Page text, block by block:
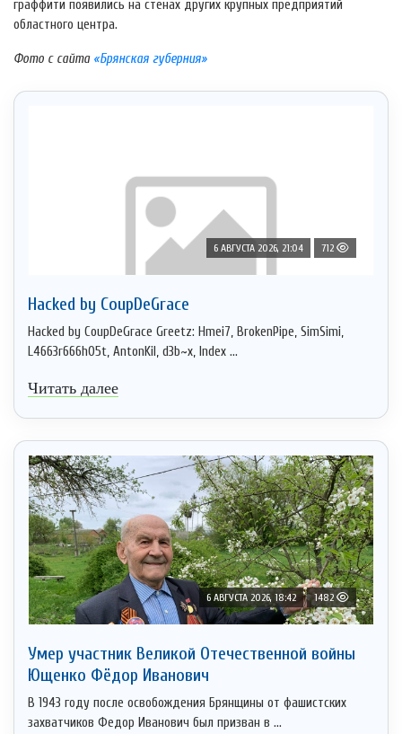
граффити появились на стенах других крупных предприятий
областного центра.
Фото с сайта«Брянская губерния»
6 АВГУСТА 2026, 21:04 712
Hacked by CoupDeGrace
Hacked by CoupDeGrace Greetz: Hmei7, BrokenPipe, SimSimi,
L4663r666h05t, AntonKil, d3b~x, Index ...
Читать далее
6 АВГУСТА 2026, 18:42 1482
Умер участник Великой Отечественной войны
Ющенко Фёдор Иванович
В 1943 году после освобождения Брянщины от фашистских
захватчиков Федор Иванович был призван в ...